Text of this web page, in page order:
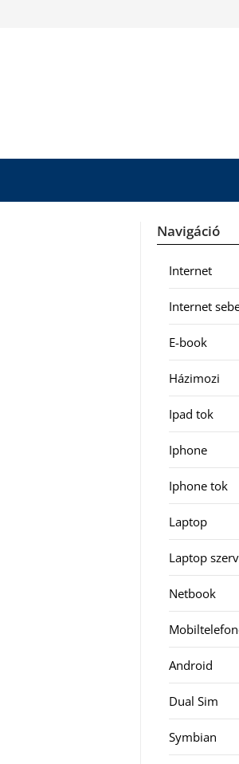
Navigáció
Internet
Internet
E-book
Házimozi
Ipad tok
Iphone
Iphone tok
Laptop
Laptop
Netbook
Android
Dual Sim
Symbian